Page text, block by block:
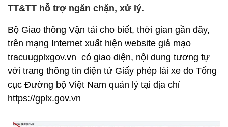
TT&TT hỗ trợ ngăn chặn, xử lý.
Bộ Giao thông Vận tải cho biết, thời gian gần đây,
trên mạng Internet xuất hiện website giả mạo
tracuugplxgov.vn có giao diện, nội dung tương tự
với trang thông tin điện tử Giấy phép lái xe do Tổng
cục Đường bộ Việt Nam quản lý tại địa chỉ
https://gplx.gov.vn